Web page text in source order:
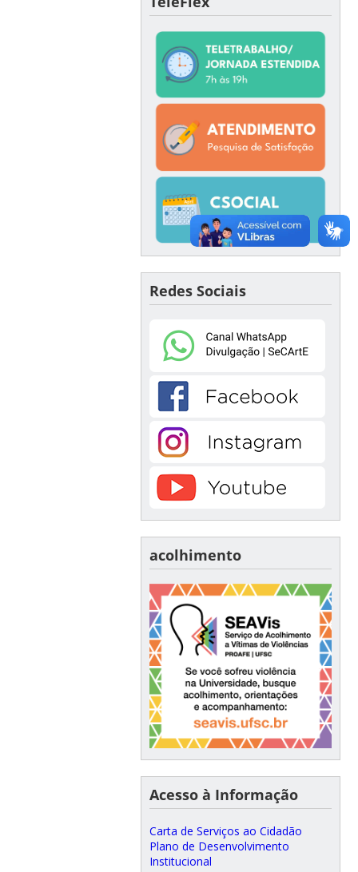
Redes Sociais
acolhimento
Acesso à Informação
Carta de Serviços ao Cidadão
Plano de Desenvolvimento
Institucional